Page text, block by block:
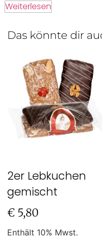
Weiterlesen
Das könnte dir
2er Lebkuchen
gemischt
€ 5,80
Enthält 10% Mwst.